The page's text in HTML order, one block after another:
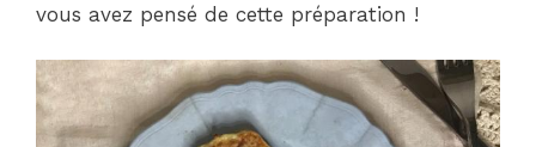
vous avez pensé de cette préparation !